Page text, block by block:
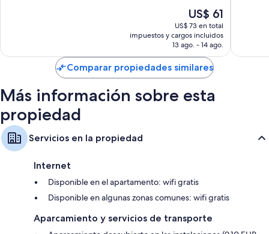
El
precio
actual
es
de
US$ 61
US$ 61
US$ 73 en total
impuestos y cargos incluidos
13 ago. - 14 ago.
Comparar propiedades similares
Más información sobre esta
propiedad
Servicios en la propiedad
Internet
Disponible en el apartamento: wifi gratis
Disponible en algunas zonas comunes: wifi gratis
Aparcamiento y servicios de transporte